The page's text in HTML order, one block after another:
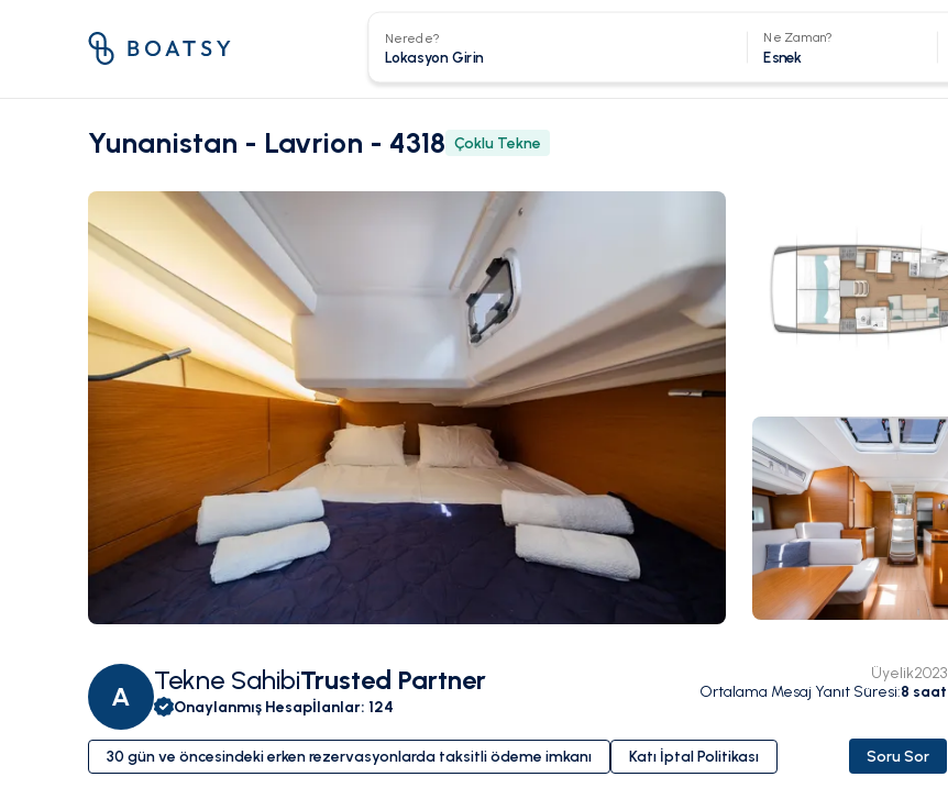
Nerede? Ne Zaman?
Esnek
Yunanistan - Lavrion - 4318 Çoklu Tekne
A
Tekne SahibiTrusted Partner
Onaylanmış Hesapİlanlar: 124
Üyelik2023
Ortalama Mesaj Yanıt Süresi:8 saat
30 gün ve öncesindeki erken rezervasyonlarda taksitli ödeme imkanı Katı İptal Politikası Soru Sor